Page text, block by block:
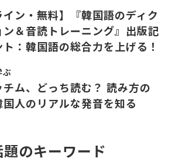
イン・無料】『韓国語のディク
ン＆音読トレーニング』出版記
：韓国語の総合力を上げる！
ぶ
チム、どっち読む？ 読み方の
人のリアルな発音を知る
題のキーワード